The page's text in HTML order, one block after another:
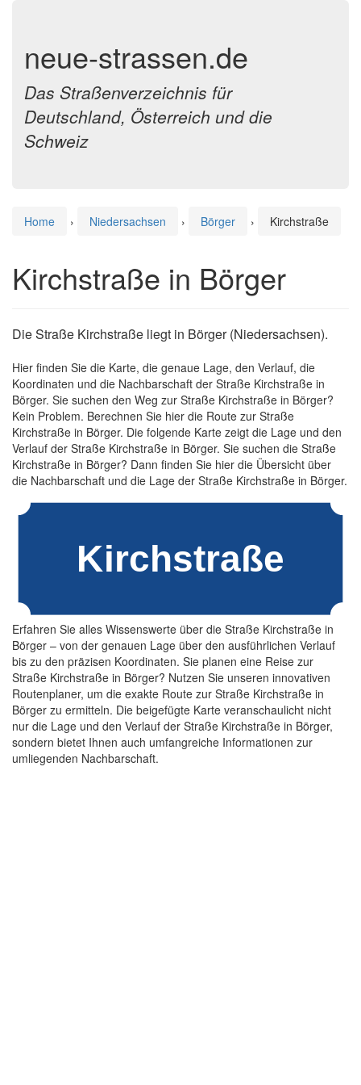
neue-strassen.de
Das Straßenverzeichnis für
Deutschland, Österreich und die
Schweiz
Home › Niedersachsen › Börger › Kirchstraße
Kirchstraße in Börger
Die Straße Kirchstraße liegt in Börger (Niedersachsen).
Hier finden Sie die Karte, die genaue Lage, den Verlauf, die
Koordinaten und die Nachbarschaft der Straße Kirchstraße in
Börger. Sie suchen den Weg zur Straße Kirchstraße in Börger?
Kein Problem. Berechnen Sie hier die Route zur Straße
Kirchstraße in Börger. Die folgende Karte zeigt die Lage und den
Verlauf der Straße Kirchstraße in Börger. Sie suchen die Straße
Kirchstraße in Börger? Dann finden Sie hier die Übersicht über
die Nachbarschaft und die Lage der Straße Kirchstraße in Börger.
Erfahren Sie alles Wissenswerte über die Straße Kirchstraße in
Börger – von der genauen Lage über den ausführlichen Verlauf
bis zu den präzisen Koordinaten. Sie planen eine Reise zur
Straße Kirchstraße in Börger? Nutzen Sie unseren innovativen
Routenplaner, um die exakte Route zur Straße Kirchstraße in
Börger zu ermitteln. Die beigefügte Karte veranschaulicht nicht
nur die Lage und den Verlauf der Straße Kirchstraße in Börger,
sondern bietet Ihnen auch umfangreiche Informationen zur
umliegenden Nachbarschaft.